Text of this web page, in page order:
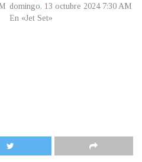
domingo, 13 octubre 2024 7:30 AM
En «Jet Set»